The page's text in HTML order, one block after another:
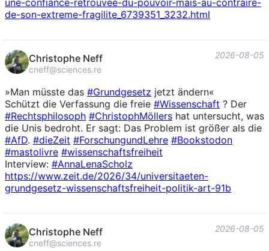
une-confiance-retrouvee-du-pouvoir-mais-au-contraire-
de-son-extreme-fragilite_6739351_3232.html
Christophe Neff
cneff@sciences.re
2026-08-05
»Man müsste das #Grundgesetz jetzt ändern«
Schützt die Verfassung die freie #Wissenschaft ? Der
#Rechtsphilosoph #ChristophMöllers hat untersucht, was
die Unis bedroht. Er sagt: Das Problem ist größer als die
#AfD. #dieZeit #ForschungundLehre #Bookstodon
#mastolivre #wissenschaftsfreiheit
Interview: #AnnaLenaScholz
https://www.zeit.de/2026/34/universitaeten-
grundgesetz-wissenschaftsfreiheit-politik-art-91b
Christophe Neff
cneff@sciences.re
2026-08-05